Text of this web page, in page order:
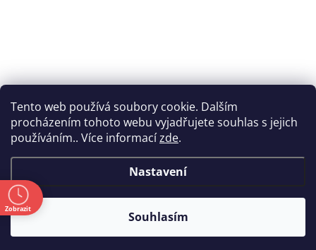
Tento web používá soubory cookie. Dalším
procházením tohoto webu vyjadřujete souhlas s jejich
používáním.. Více informacízde.
Nastavení
Souhlasím
Zobrazit